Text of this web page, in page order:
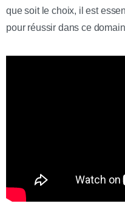
que soit le choix, il est
pour réussir dans ce